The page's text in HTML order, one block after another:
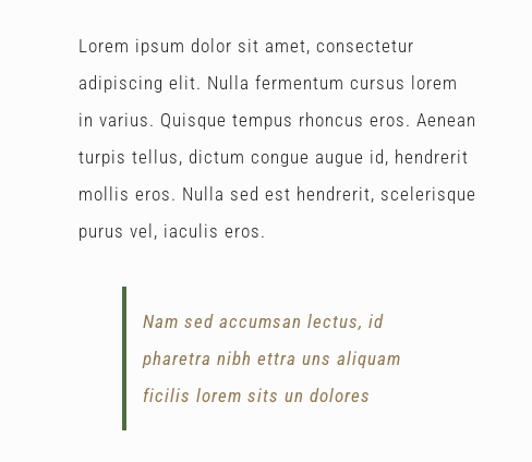
Lorem ipsum dolor sit amet, consectetur
adipiscing elit. Nulla fermentum cursus lorem
in varius. Quisque tempus rhoncus eros. Aenean
turpis tellus, dictum congue augue id, hendrerit
mollis eros. Nulla sed est hendrerit, scelerisque
purus vel, iaculis eros.
Nam sed accumsan lectus, id
pharetra nibh ettra uns aliquam
ficilis lorem sits un dolores